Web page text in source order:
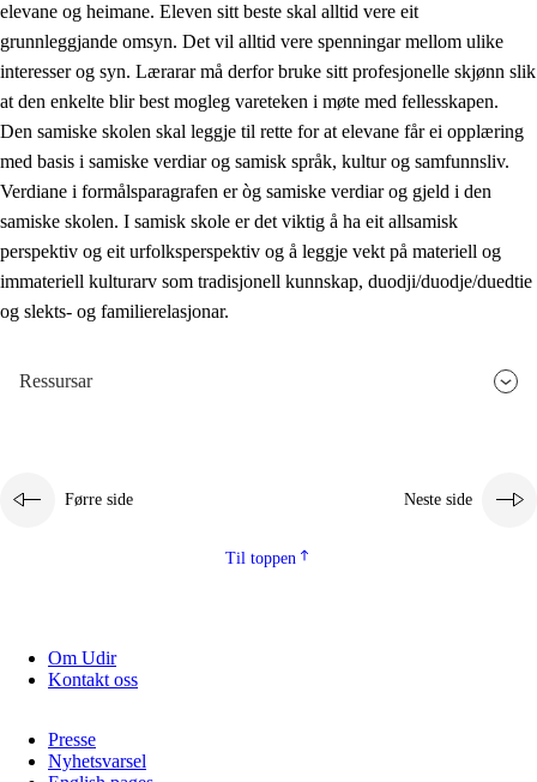
1.5 Respekt for naturen og miljøbevisstheit
1.6 Demokrati og medverknad
elevane og heimane. Eleven sitt beste skal alltid vere eit
grunnleggjande omsyn. Det vil alltid vere spenningar mellom ulike
interesser og syn. Lærarar må derfor bruke sitt profesjonelle skjønn slik
at den enkelte blir best mogleg vareteken i møte med fellesskapen.
Den samiske skolen skal leggje til rette for at elevane får ei opplæring
med basis i samiske verdiar og samisk språk, kultur og samfunnsliv.
Verdiane i formålsparagrafen er òg samiske verdiar og gjeld i den
samiske skolen. I samisk skole er det viktig å ha eit allsamisk
perspektiv og eit urfolksperspektiv og å leggje vekt på materiell og
immateriell kulturarv som tradisjonell kunnskap, duodji/duodje/duedtie
og slekts- og familierelasjonar.
Ressursar
Førre side Neste side
Til toppen
Om Udir
Kontakt oss
Presse
Nyhetsvarsel